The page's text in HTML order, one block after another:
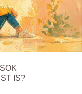
IS?